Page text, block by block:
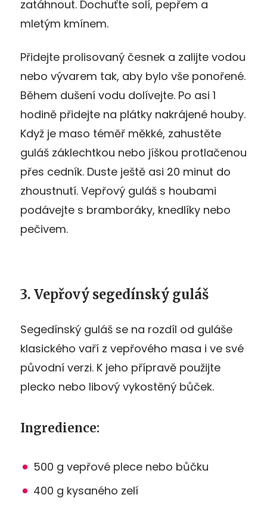
zatáhnout. Dochuťte solí, pepřem a
mletým kmínem.
Přidejte prolisovaný česnek a zalijte vodou
nebo vývarem tak, aby bylo vše ponořené.
Během dušení vodu dolívejte. Po asi 1
hodině přidejte na plátky nakrájené houby.
Když je maso téměř měkké, zahustěte
guláš záklechtkou nebo jíškou protlačenou
přes cedník. Duste ještě asi 20 minut do
zhoustnutí. Vepřový guláš s houbami
podávejte s bramboráky, knedlíky nebo
pečivem.
3. Vepřový segedínský guláš
Segedínský guláš se na rozdíl od guláše
klasického vaří z vepřového masa i ve své
původní verzi. K jeho přípravě použijte
plecko nebo libový vykostěný bůček.
Ingredience:
500 g vepřové plece nebo bůčku
400 g kysaného zelí